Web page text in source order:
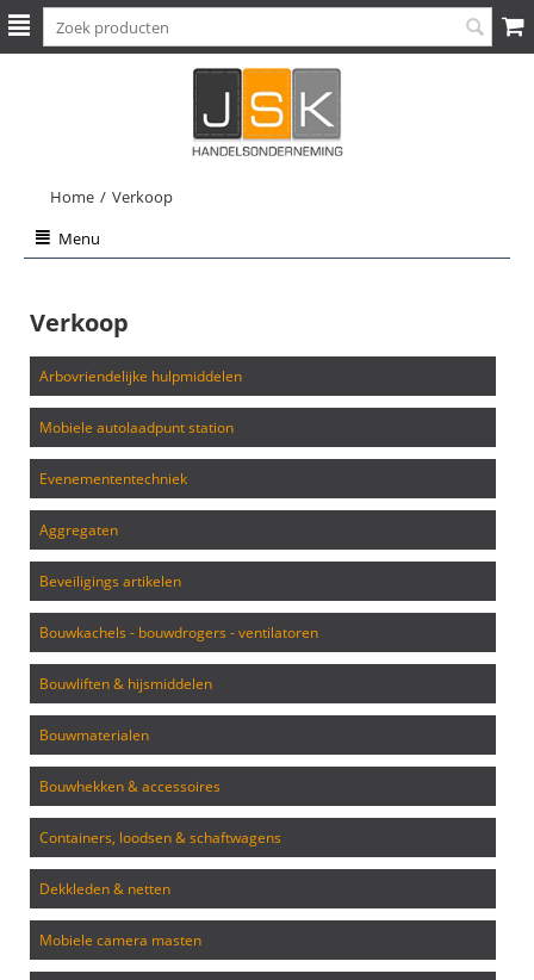
Home / Verkoop
Menu
Verkoop
arbovriendelijke hulpmiddelen
mobiele autolaadpunt station
evenemententechniek
aggregaten
beveiligings artikelen
bouwkachels - bouwdrogers - ventilatoren
bouwliften & hijsmiddelen
bouwmaterialen
bouwhekken & accessoires
containers, loodsen & schaftwagens
dekkleden & netten
mobiele camera masten